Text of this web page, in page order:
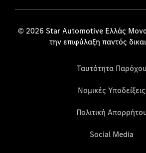
© 2026 Star Automotive Ελλάς
την επιφύλαξη παντός
Ταυτότητα Παρόχου
Νομικές Υποδείξεις
Πολιτική
Social Media